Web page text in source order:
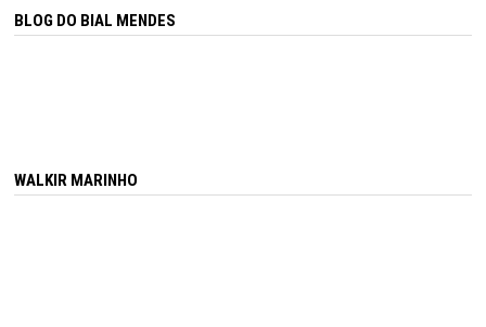
BLOG DO BIAL MENDES
WALKIR MARINHO